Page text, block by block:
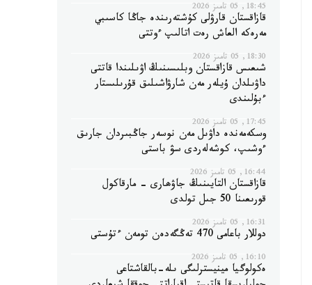
18:45, 05 تامىز 2026
قازاقستان قارۋلى كۇشتەرىندە جاڭا كاسىبي
مەرەكە العاش رەت اتالىپ ءوتتى
18:30, 05 تامىز 2026
شىعىس قازاقستان وبلىسىنىڭ اۋىلىندا قاتتى
داۋىلدان ۇيلەر مەن شارۋاشىلىق قۇرىلىستار
ءبۇلىندى
17:45, 05 تامىز 2026
وسكەمەندە داۋىل مەن نوسەر جاڭبىردان جارىق
ءوشىپ، كوشەلەردى سۋ باستى
16:44, 05 تامىز 2026
قازاقستان التايىنىڭ جاۋھارى - مارقاكول
قورىعىنا 50 جىل تولدى
16:31, 05 تامىز 2026
دوللار باعامى 470 تەڭگەدەن تومەن ءتۇستى
16:10, 05 تامىز 2026
ەكولوگيا مينيسترلىگى ىلە-بالقاشتاعى